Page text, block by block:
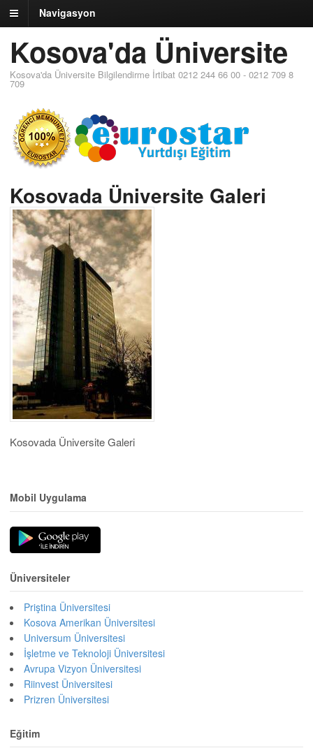
Navigasyon
Kosova'da Üniversite
Kosova'da Üniversite Bilgilendirme İrtibat 0212 244 66 00 - 0212 709 8
709
Kosovada Üniversite Galeri
Kosovada Üniversite Galeri
Mobil Uygulama
Üniversiteler
Priştina Üniversitesi
Kosova Amerikan Üniversitesi
Universum Üniversitesi
İşletme ve Teknoloji Üniversitesi
Avrupa Vizyon Üniversitesi
Riinvest Üniversitesi
Prizren Üniversitesi
Eğitim